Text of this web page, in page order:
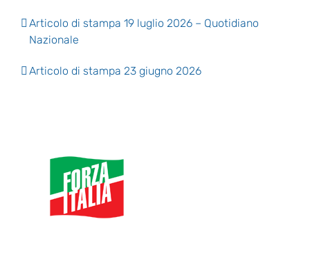
Articolo di stampa 19 luglio 2026 – Quotidiano
Nazionale
Articolo di stampa 23 giugno 2026